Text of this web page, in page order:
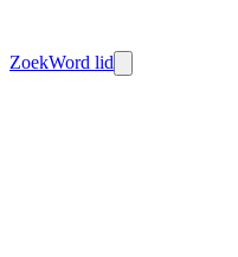
ZoekWord lid